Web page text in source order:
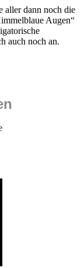
aller dann noch die
Augen“
auch noch an.